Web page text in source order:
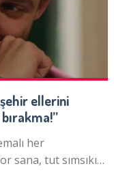
ellerini
her
sana, tut sımsıkı…